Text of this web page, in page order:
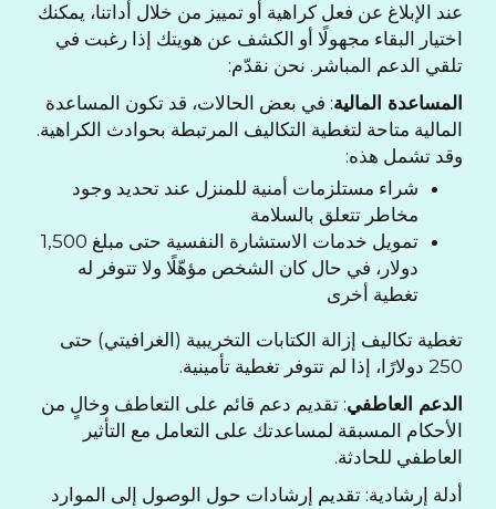
عند الإبلاغ عن فعل كراهية أو تمييز من خلال أداتنا، يمكنك
اختيار البقاء مجهولًا أو الكشف عن هويتك إذا رغبت في
تلقي الدعم المباشر. نحن نقدّم:
المساعدة المالية: في بعض الحالات، قد تكون المساعدة
المالية متاحة لتغطية التكاليف المرتبطة بحوادث الكراهية.
وقد تشمل هذه:
شراء مستلزمات أمنية للمنزل عند تحديد وجود
مخاطر تتعلق بالسلامة
تمويل خدمات الاستشارة النفسية حتى مبلغ 1,500
دولار، في حال كان الشخص مؤهّلًا ولا تتوفر له
تغطية أخرى
تغطية تكاليف إزالة الكتابات التخريبية (الغرافيتي) حتى
250 دولارًا، إذا لم تتوفر تغطية تأمينية.
الدعم العاطفي: تقديم دعم قائم على التعاطف وخالٍ من
الأحكام المسبقة لمساعدتك على التعامل مع التأثير
العاطفي للحادثة.
أدلة إرشادية: تقديم إرشادات حول الوصول إلى الموارد